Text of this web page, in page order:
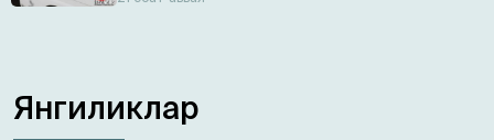
Янгиликлар